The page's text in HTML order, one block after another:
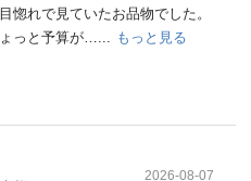
惚れで見ていたお品物でした。
っと予算が…... もっと見る
2026-08-07